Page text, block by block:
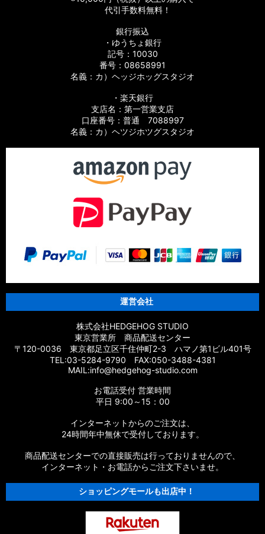
代引手数料無料！
銀行振込
・ゆうちょ銀行
記号：10030
番号：08658991
名義：カ）ヘッジホッグスタジオ
・楽天銀行
支店名：第一営業支店
口座番号：普通 7088997
名義：カ）ヘツジホツグスタジオ
運営会社
株式会社HEDGEHOG STUDIO
東京営業所 商品配送センター
〒120-0036 東京都足立区千住仲町2-3 ハマノ第1ビル401号
TEL:03-5284-9790 FAX:050-3488-4381
MAIL:info@hedgehog-studio.com
お電話受付 営業時間
平日 9:00～15：00
インターネットからのご注文は、
24時間年中無休で受付しております。
商品配送センターでの直接販売は行っておりませんので、
インターネット・お電話からご注文下さいませ。
ショッピングモールも出店中！